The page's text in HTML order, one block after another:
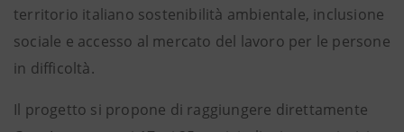
territorio italiano sostenibilità ambientale, inclusione
sociale e accesso al mercato del lavoro per le persone
in difficoltà.
Il progetto si propone di raggiungere direttamente